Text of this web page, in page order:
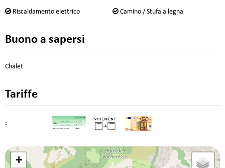
Riscaldamento elettrico Camino / Stufa a legna
Buono a sapersi
Chalet
Tariffe
:
+